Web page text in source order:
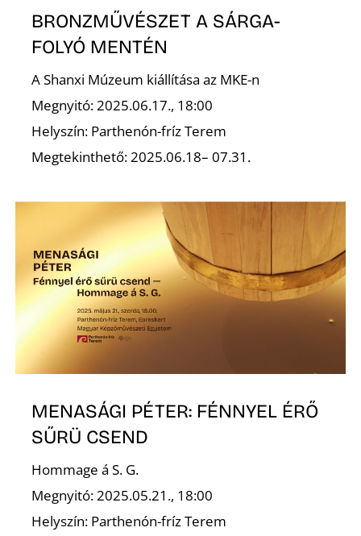
BRONZMŰVÉSZET A SÁRGA-
FOLYÓ MENTÉN
A Shanxi Múzeum kiállítása az MKE-n
Megnyitó: 2025.06.17., 18:00
Helyszín: Parthenón-fríz Terem
Megtekinthető: 2025.06.18– 07.31.
MENASÁGI PÉTER: FÉNNYEL ÉRŐ
SŰRÜ CSEND
Hommage á S. G.
Megnyitó: 2025.05.21., 18:00
Helyszín: Parthenón-fríz Terem